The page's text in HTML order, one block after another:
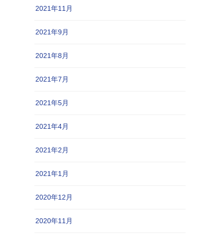
2021年11月
2021年9月
2021年8月
2021年7月
2021年5月
2021年4月
2021年2月
2021年1月
2020年12月
2020年11月